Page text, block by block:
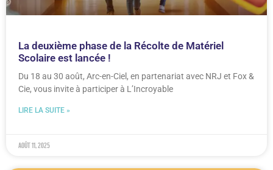
La deuxième phase de la Récolte de Matériel
Scolaire est lancée !
Du 18 au 30 août, Arc-en-Ciel, en partenariat avec NRJ et Fox &
Cie, vous invite à participer à L’Incroyable
LIRE LA SUITE »
août 11, 2025